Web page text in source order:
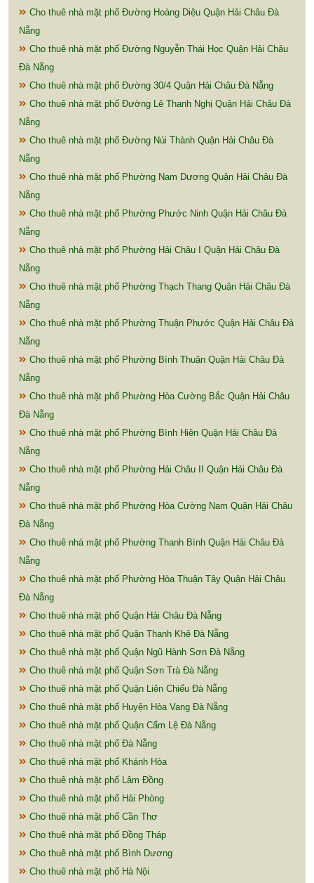
Cho thuê nhà mặt phố Đường Hoàng Diệu Quận Hải Châu Đà
Nẵng
Cho thuê nhà mặt phố Đường Nguyễn Thái Học Quận Hải Châu
Đà Nẵng
Cho thuê nhà mặt phố Đường 30/4 Quận Hải Châu Đà Nẵng
Cho thuê nhà mặt phố Đường Lê Thanh Nghị Quận Hải Châu Đà
Nẵng
Cho thuê nhà mặt phố Đường Núi Thành Quận Hải Châu Đà
Nẵng
Cho thuê nhà mặt phố Phường Nam Dương Quận Hải Châu Đà
Nẵng
Cho thuê nhà mặt phố Phường Phước Ninh Quận Hải Châu Đà
Nẵng
Cho thuê nhà mặt phố Phường Hải Châu I Quận Hải Châu Đà
Nẵng
Cho thuê nhà mặt phố Phường Thạch Thang Quận Hải Châu Đà
Nẵng
Cho thuê nhà mặt phố Phường Thuận Phước Quận Hải Châu Đà
Nẵng
Cho thuê nhà mặt phố Phường Bình Thuận Quận Hải Châu Đà
Nẵng
Cho thuê nhà mặt phố Phường Hòa Cường Bắc Quận Hải Châu
Đà Nẵng
Cho thuê nhà mặt phố Phường Bình Hiên Quận Hải Châu Đà
Nẵng
Cho thuê nhà mặt phố Phường Hải Châu II Quận Hải Châu Đà
Nẵng
Cho thuê nhà mặt phố Phường Hòa Cường Nam Quận Hải Châu
Đà Nẵng
Cho thuê nhà mặt phố Phường Thanh Bình Quận Hải Châu Đà
Nẵng
Cho thuê nhà mặt phố Phường Hòa Thuận Tây Quận Hải Châu
Đà Nẵng
Cho thuê nhà mặt phố Quận Hải Châu Đà Nẵng
Cho thuê nhà mặt phố Quận Thanh Khê Đà Nẵng
Cho thuê nhà mặt phố Quận Ngũ Hành Sơn Đà Nẵng
Cho thuê nhà mặt phố Quận Sơn Trà Đà Nẵng
Cho thuê nhà mặt phố Quận Liên Chiểu Đà Nẵng
Cho thuê nhà mặt phố Huyện Hòa Vang Đà Nẵng
Cho thuê nhà mặt phố Quận Cẩm Lệ Đà Nẵng
Cho thuê nhà mặt phố Đà Nẵng
Cho thuê nhà mặt phố Khánh Hòa
Cho thuê nhà mặt phố Lâm Đồng
Cho thuê nhà mặt phố Hải Phòng
Cho thuê nhà mặt phố Cần Thơ
Cho thuê nhà mặt phố Đồng Tháp
Cho thuê nhà mặt phố Bình Dương
Cho thuê nhà mặt phố Hà Nội